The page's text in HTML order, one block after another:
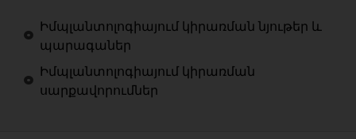
Իմպլանտոլոգիայում կիրառման նյութեր և
պարագաներ
Իմպլանտոլոգիայում կիրառման
սարքավորումներ